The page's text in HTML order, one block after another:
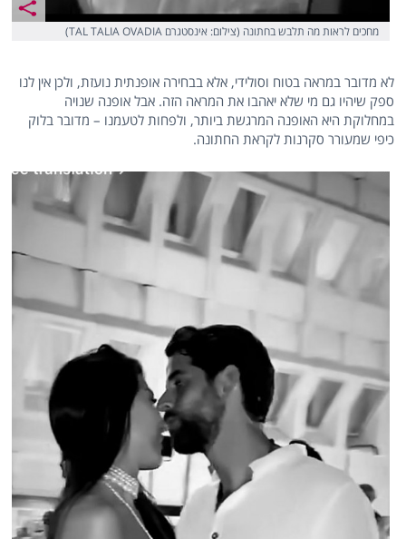
מחכים לראות מה תלבש בחתונה (צילום: אינסטגרם TAL TALIA OVADIA)
לא מדובר במראה בטוח וסולידי, אלא בבחירה אופנתית נועזת, ולכן אין לנו
ספק שיהיו גם מי שלא יאהבו את המראה הזה. אבל אופנה שנויה
במחלוקת היא האופנה המרגשת ביותר, ולפחות לטעמנו – מדובר בלוק
כיפי שמעורר סקרנות לקראת החתונה.